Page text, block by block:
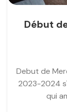
Début
Debut de
2023-2024
qui